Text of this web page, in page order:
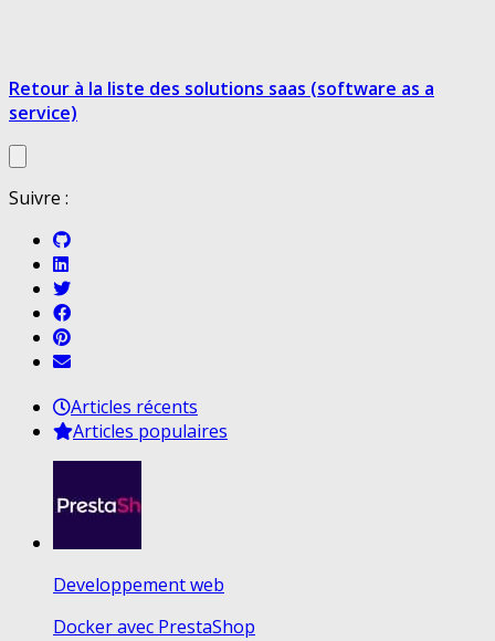
Retour à la liste des solutions saas (software as a
service)
Suivre :
Articles récents
Articles populaires
Developpement web
Docker avec PrestaShop